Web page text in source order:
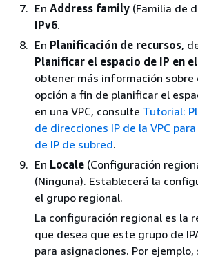
En Address family (Familia de
IPv6.
En Planificación de recursos,
Planificar el espacio de IP en
obtener más información sobre
opción a fin de planificar el
en una VPC, consulte Tutorial:
de direcciones IP de la VPC
de IP de subred.
En Locale (Configuración
(Ninguna). Establecerá la
el grupo regional.
La configuración regional es la
que desea que este grupo de
para asignaciones. Por